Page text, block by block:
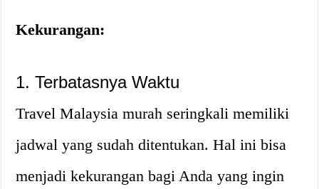
Kekurangan:
1. Terbatasnya Waktu
Travel Malaysia murah seringkali memiliki
jadwal yang sudah ditentukan. Hal ini bisa
menjadi kekurangan bagi Anda yang ingin